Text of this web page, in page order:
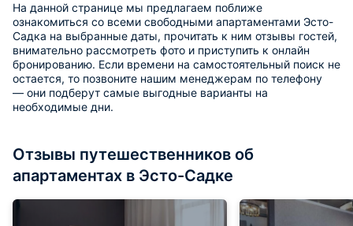
На данной странице мы предлагаем поближе
ознакомиться со всеми свободными апартаментами Эсто-
Садка на выбранные даты, прочитать к ним отзывы гостей,
внимательно рассмотреть фото и приступить к онлайн
бронированию. Если времени на самостоятельный поиск не
остается, то позвоните нашим менеджерам по телефону
— они подберут самые выгодные варианты на
необходимые дни.
Отзывы путешественников об
апартаментах в Эсто-Садке